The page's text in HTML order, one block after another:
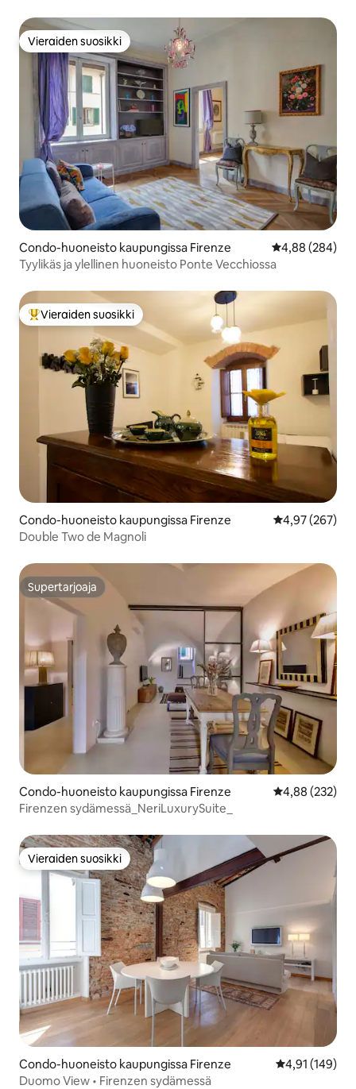
Vieraiden suosikki
Vieraiden suosikki
Condo-huoneisto kaupungissa Firenze
4,88 (284)
Tyylikäs ja ylellinen huoneisto Ponte Vecchiossa
Vieraiden suosikkien parhaimmistoa
Vieraiden suosikki
Condo-huoneisto kaupungissa Firenze
4,97 (267)
Double Two de Magnoli
Supertarjoaja
Supertarjoaja
Condo-huoneisto kaupungissa Firenze
4,88 (232)
Firenzen sydämessä_NeriLuxurySuite_
Vieraiden suosikki
Vieraiden suosikki
Condo-huoneisto kaupungissa Firenze
4,91 (149)
Duomo View • Firenzen sydämessä